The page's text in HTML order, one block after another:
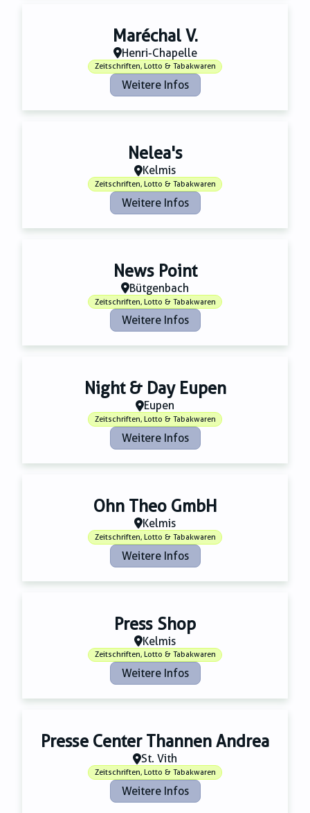
Maréchal V.
Henri-Chapelle
Zeitschriften, Lotto & Tabakwaren
Weitere Infos
Nelea's
Kelmis
Zeitschriften, Lotto & Tabakwaren
Weitere Infos
News Point
Bütgenbach
Zeitschriften, Lotto & Tabakwaren
Weitere Infos
Night & Day Eupen
Eupen
Zeitschriften, Lotto & Tabakwaren
Weitere Infos
Ohn Theo GmbH
Kelmis
Zeitschriften, Lotto & Tabakwaren
Weitere Infos
Press Shop
Kelmis
Zeitschriften, Lotto & Tabakwaren
Weitere Infos
Presse Center Thannen Andrea
St. Vith
Zeitschriften, Lotto & Tabakwaren
Weitere Infos